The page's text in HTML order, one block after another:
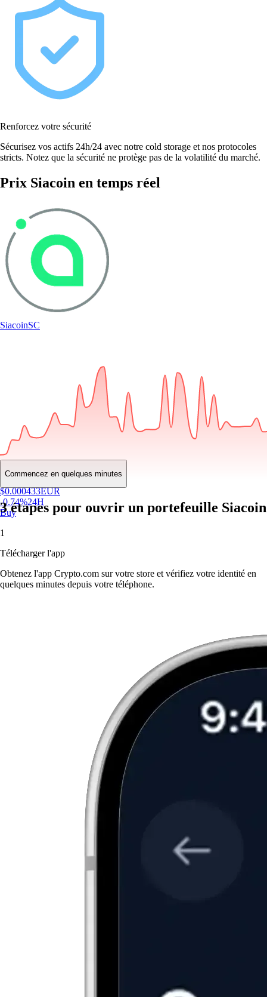
Renforcez votre sécurité
Sécurisez vos actifs 24h/24 avec notre cold storage et nos protocoles
stricts. Notez que la sécurité ne protège pas de la volatilité du marché.
Prix Siacoin en temps réel
SiacoinSC
$0.000433EUR
-0.74%24H
Buy
Commencez en quelques minutes
3 étapes pour ouvrir un portefeuille Siacoin
1
Télécharger l'app
Obtenez l'app Crypto.com sur votre store et vérifiez votre identité en
quelques minutes depuis votre téléphone.